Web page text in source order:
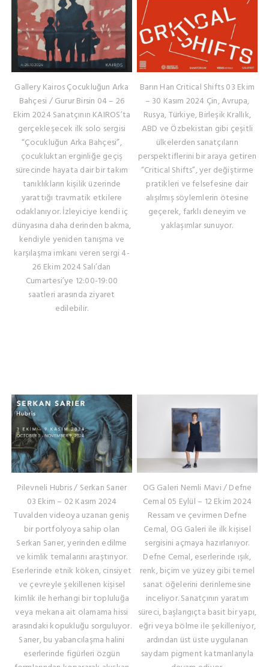
Gallery Kairos Çocukluğun Arka
Bahçesi / Gurur Birsin 04 – 26
Ekim 2024 Sanatçının KAIROS’ta
gerçekleşecek ilk solo sergisi
“Çocukluğun Arka Bahçesi”,
çocukluktan erginliğe geçiş
sürecinde hayata dair bir takım
tanıklıkların kişilik üzerinde
yarattığı travmatik etkilere
odaklanıyor. İzleyiciye kendi iç
dünyasına daha derinden bakma,
kendiyle yeniden tanışma ve
karşılaşma imkanı veren sergi 4-
26 Ekim 2024 Salı’dan
Cumartesi’ye 12:00-19:00
saatleri arasında ziyaret
edilebilir.
Barın Han Critical Shifts 03 Ekim
– 30 Kasım 2024 Çin, Avrupa,
Rusya, Türkiye, Birleşik Krallık,
ABD ve Özbekistan gibi çeşitli
ülkelerden sanatçıların
perspektiflerini bir araya getiren
“Critical Shifts”, yer değiştirme
pratikleri ve felsefesine dair
alışılmış söylemlerin ötesine
geçerek, farklı deneyim ve
yaklaşımlar sunuyor.
Pilevneli Hubris / Serkan Sarıer
03 Ekim – 02 Kasım 2024
Tuvalden videoya uzanan geniş
bir portfolyoya sahip olan
Serkan Sarıer, yerinden edilme
ve kimlik temalarını araştırıyor.
Eserlerinde etnik köken, cinsiyet
ve çevreyle şekillenen kişisel
kimlik ile herhangi bir topluluğa
veya mekana ait olamama hissi
arasındaki kopukluğu sorguluyor.
Sarıer, bu yabancılaşma halini
eserlerinde figürleri özgün
OG Galeri Nemli Mavi / Defne
Cemal 05 Eylül – 12 Ekim 2024
Ressam ve çevirmen Defne
Cemal, OG Galeri ile ilk kişisel
sergisini açmaya hazırlanıyor.
Defne Cemal, eserlerinde ışık,
renk, biçim ve yüzey gibi temel
sanat öğelerini derinlemesine
inceliyor. Sanatçının yaratım
süreci, başlangıçta basit bir yapı,
eğri veya bölme ile şekilleniyor,
ardından üst üste uygulanan
saydam pigment katmanlarıyla